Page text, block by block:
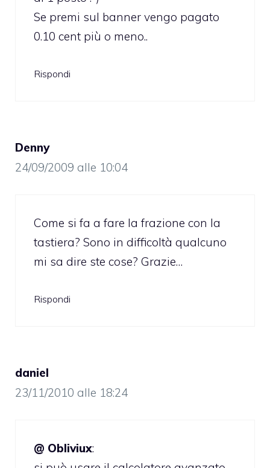
Se premi sul banner vengo pagato
0.10 cent più o meno..
Rispondi
Denny
24/09/2009 alle 10:04
Come si fa a fare la frazione con la
tastiera? Sono in difficoltà qualcuno
mi sa dire ste cose? Grazie…
Rispondi
daniel
23/11/2010 alle 18:24
@ Obliviux: